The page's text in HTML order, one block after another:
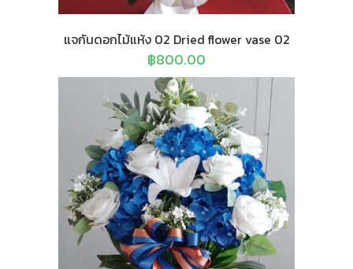
แจกันดอกไม้แห้ง 02 Dried flower vase 02
฿800.00